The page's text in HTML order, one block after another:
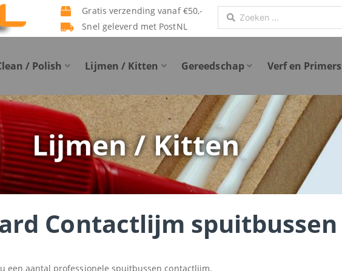
Gratis verzending vanaf €50,-
Snel geleverd met PostNL
Search
...
/ Polish Lijmen / Kitten Gereedschap Verf en Primers
Lijmen / Kitten
Contactlijm spuitbussen
een aantal professionele spuitbussen contactlijm.